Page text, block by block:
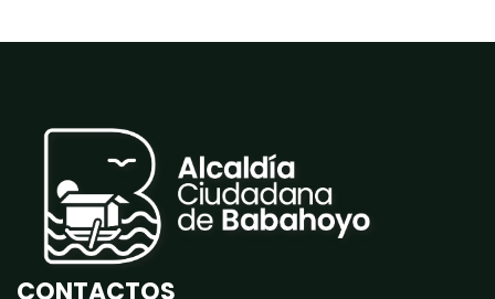
CONTACTOS